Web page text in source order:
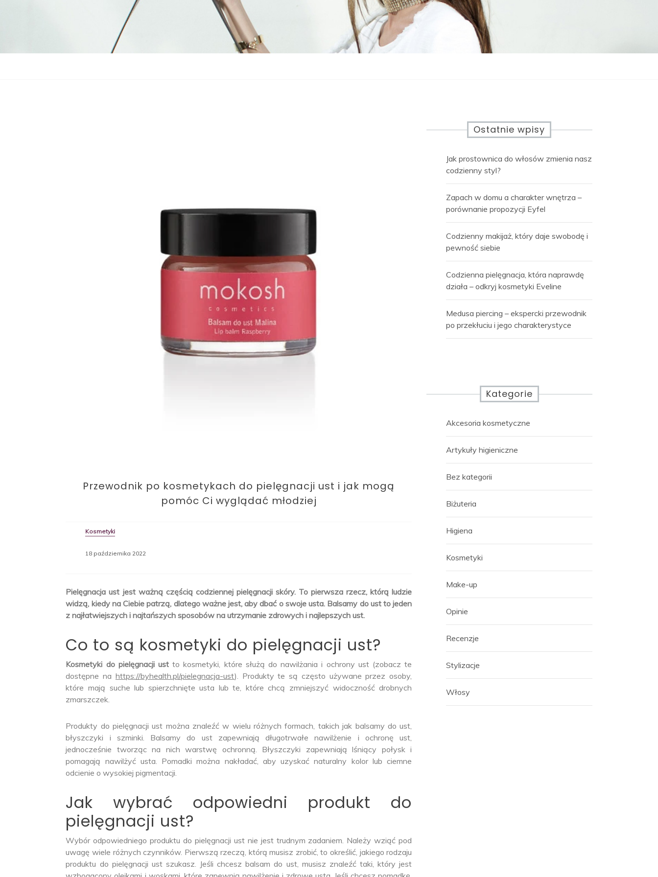
Przewodnik po kosmetykach do pielęgnacji ust i jak mogą
pomóc Ci wyglądać młodziej
Kosmetyki
18 października 2022
Pielęgnacja ust jest ważną częścią codziennej pielęgnacji skóry. To pierwsza rzecz, którą ludzie
widzą, kiedy na Ciebie patrzą, dlatego ważne jest, aby dbać o swoje usta. Balsamy do ust to jeden
z najłatwiejszych i najtańszych sposobów na utrzymanie zdrowych i najlepszych ust.
Co to są kosmetyki do pielęgnacji ust?
Kosmetyki do pielęgnacji ust to kosmetyki, które służą do nawilżania i ochrony ust (zobacz te
dostępne na https://byhealth.pl/pielegnacja-ust). Produkty te są często używane przez osoby,
które mają suche lub spierzchnięte usta lub te, które chcą zmniejszyć widoczność drobnych
zmarszczek.
Produkty do pielęgnacji ust można znaleźć w wielu różnych formach, takich jak balsamy do ust,
błyszczyki i szminki. Balsamy do ust zapewniają długotrwałe nawilżenie i ochronę ust,
jednocześnie tworząc na nich warstwę ochronną. Błyszczyki zapewniają lśniący połysk i
pomagają nawilżyć usta. Pomadki można nakładać, aby uzyskać naturalny kolor lub ciemne
odcienie o wysokiej pigmentacji.
Jak wybrać odpowiedni produkt do
pielęgnacji ust?
Wybór odpowiedniego produktu do pielęgnacji ust nie jest trudnym zadaniem. Należy wziąć pod
uwagę wiele różnych czynników. Pierwszą rzeczą, którą musisz zrobić, to określić, jakiego rodzaju
produktu do pielęgnacji ust szukasz. Jeśli chcesz balsam do ust, musisz znaleźć taki, który jest
Ostatnie wpisy
Jak prostownica do włosów zmienia nasz
codzienny styl?
Zapach w domu a charakter wnętrza –
porównanie propozycji Eyfel
Codzienny makijaż, który daje swobodę i
pewność siebie
Codzienna pielęgnacja, która naprawdę
działa – odkryj kosmetyki Eveline
Medusa piercing – ekspercki przewodnik
po przekłuciu i jego charakterystyce
Kategorie
Akcesoria kosmetyczne
Artykuły higieniczne
Bez kategorii
Biżuteria
Higiena
Kosmetyki
Make-up
Opinie
Recenzje
Stylizacje
Włosy